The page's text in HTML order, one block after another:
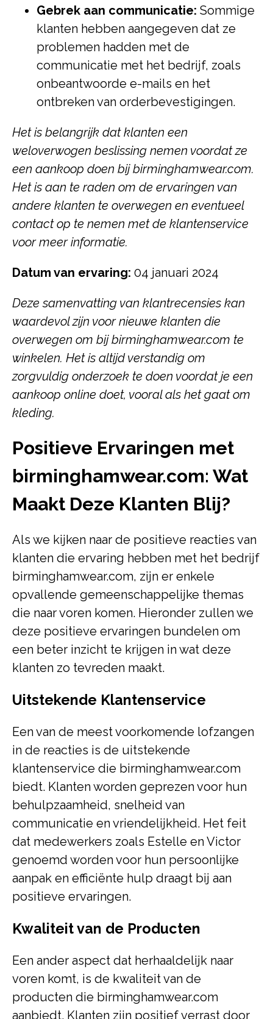
Gebrek aan communicatie: Sommige
klanten hebben aangegeven dat ze
problemen hadden met de
communicatie met het bedrijf, zoals
onbeantwoorde e-mails en het
ontbreken van orderbevestigingen.
Het is belangrijk dat klanten een
weloverwogen beslissing nemen voordat ze
een aankoop doen bij birminghamwear.com.
Het is aan te raden om de ervaringen van
andere klanten te overwegen en eventueel
contact op te nemen met de klantenservice
voor meer informatie.
Datum van ervaring: 04 januari 2024
Deze samenvatting van klantrecensies kan
waardevol zijn voor nieuwe klanten die
overwegen om bij birminghamwear.com te
winkelen. Het is altijd verstandig om
zorgvuldig onderzoek te doen voordat je een
aankoop online doet, vooral als het gaat om
kleding.
Positieve Ervaringen met
birminghamwear.com: Wat
Maakt Deze Klanten Blij?
Als we kijken naar de positieve reacties van
klanten die ervaring hebben met het bedrijf
birminghamwear.com, zijn er enkele
opvallende gemeenschappelijke themas
die naar voren komen. Hieronder zullen we
deze positieve ervaringen bundelen om
een beter inzicht te krijgen in wat deze
klanten zo tevreden maakt.
Uitstekende Klantenservice
Een van de meest voorkomende lofzangen
in de reacties is de uitstekende
klantenservice die birminghamwear.com
biedt. Klanten worden geprezen voor hun
behulpzaamheid, snelheid van
communicatie en vriendelijkheid. Het feit
dat medewerkers zoals Estelle en Victor
genoemd worden voor hun persoonlijke
aanpak en efficiënte hulp draagt bij aan
positieve ervaringen.
Kwaliteit van de Producten
Een ander aspect dat herhaaldelijk naar
voren komt, is de kwaliteit van de
producten die birminghamwear.com
aanbiedt. Klanten zijn positief verrast door